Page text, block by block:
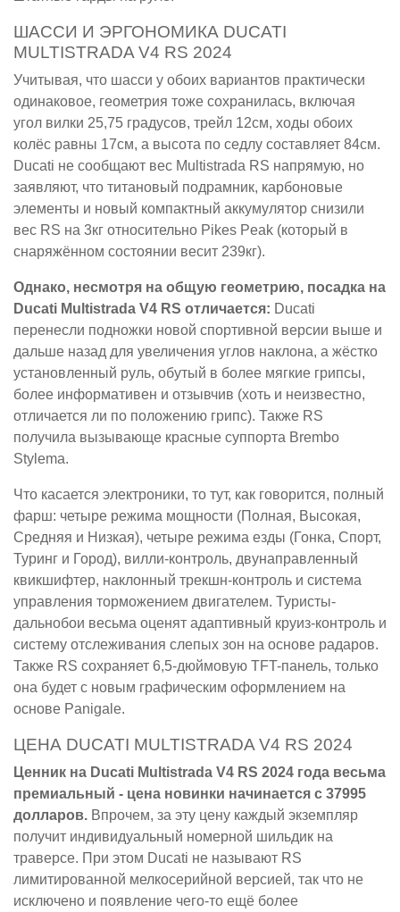
ШАССИ И ЭРГОНОМИКА DUCATI
MULTISTRADA V4 RS 2024
Учитывая, что шасси у обоих вариантов практически
одинаковое, геометрия тоже сохранилась, включая
угол вилки 25,75 градусов, трейл 12см, ходы обоих
колёс равны 17см, а высота по седлу составляет 84см.
Ducati не сообщают вес Multistrada RS напрямую, но
заявляют, что титановый подрамник, карбоновые
элементы и новый компактный аккумулятор снизили
вес RS на 3кг относительно Pikes Peak (который в
снаряжённом состоянии весит 239кг).
Однако, несмотря на общую геометрию, посадка на
Ducati Multistrada V4 RS отличается: Ducati
перенесли подножки новой спортивной версии выше и
дальше назад для увеличения углов наклона, а жёстко
установленный руль, обутый в более мягкие грипсы,
более информативен и отзывчив (хоть и неизвестно,
отличается ли по положению грипс). Также RS
получила вызывающе красные суппорта Brembo
Stylema.
Что касается электроники, то тут, как говорится, полный
фарш: четыре режима мощности (Полная, Высокая,
Средняя и Низкая), четыре режима езды (Гонка, Спорт,
Туринг и Город), вилли-контроль, двунаправленный
квикшифтер, наклонный трекшн-контроль и система
управления торможением двигателем. Туристы-
дальнобои весьма оценят адаптивный круиз-контроль и
систему отслеживания слепых зон на основе радаров.
Также RS сохраняет 6,5-дюймовую TFT-панель, только
она будет с новым графическим оформлением на
основе Panigale.
ЦЕНА DUCATI MULTISTRADA V4 RS 2024
Ценник на Ducati Multistrada V4 RS 2024 года весьма
премиальный - цена новинки начинается с 37995
долларов. Впрочем, за эту цену каждый экземпляр
получит индивидуальный номерной шильдик на
траверсе. При этом Ducati не называют RS
лимитированной мелкосерийной версией, так что не
исключено и появление чего-то ещё более